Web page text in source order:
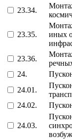
23.34.
23.35.
иных
23.36.
24.
24.01.
24.02.
24.03.